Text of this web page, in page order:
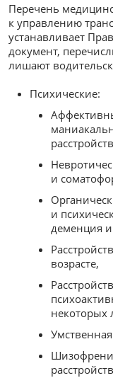
Перечень
к управлению
устанавливает
документ,
лишают
Психические:
и
и
деменция
возрасте,
некоторых
Умственная